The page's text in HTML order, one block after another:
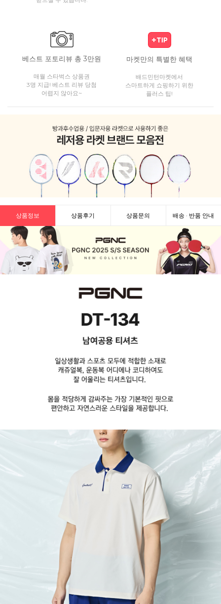
베스트 포토리뷰 총 3만원
매월 스타벅스 상품권
3명 지급! 베스트 리뷰 당첨
어렵지 않아요~
마켓만의 특별한 혜택
배드민턴마켓에서
스마트하게 쇼핑하기 위한
플러스 팁!
상품정보 상품후기 상품문의 배송 · 반품 안내